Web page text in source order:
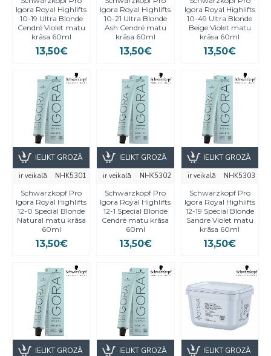
Igora Royal Highlifts
10-19 Ultra Blonde
Cendré Violet matu
krāsa 60ml
13,50€
Igora Royal Highlifts
10-21 Ultra Blonde
Ash Cendré matu
krāsa 60ml
13,50€
Igora Royal Highlifts
10-49 Ultra Blonde
Beige Violet matu
krāsa 60ml
13,50€
ir veikalā
NHK5301
Schwarzkopf Pro
Igora Royal Highlifts
12-0 Special Blonde
Natural matu krāsa
60ml
13,50€
IELIKT GROZĀ
ir veikalā
NHK5302
Schwarzkopf Pro
Igora Royal Highlifts
12-1 Special Blonde
Cendré matu krāsa
60ml
13,50€
IELIKT GROZĀ
ir veikalā
NHK5303
Schwarzkopf Pro
Igora Royal Highlifts
12-19 Special Blonde
Sandre Violet matu
krāsa 60ml
13,50€
IELIKT GROZĀ
IELIKT GROZĀ IELIKT GROZĀ IELIKT GROZĀ